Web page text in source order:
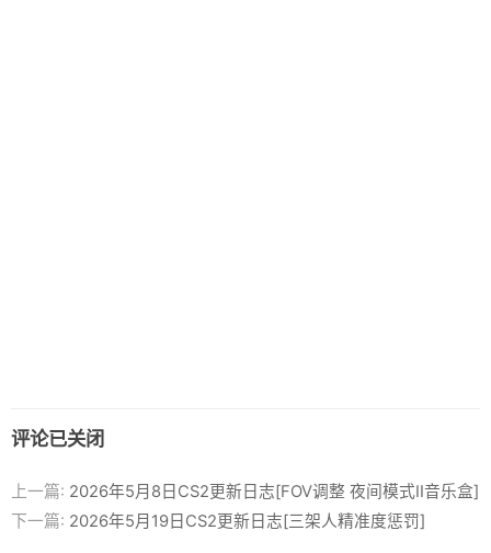
评论已关闭
上一篇: 2026年5月8日CS2更新日志[FOV调整 夜间模式II音乐盒]
下一篇: 2026年5月19日CS2更新日志[三架人精准度惩罚]